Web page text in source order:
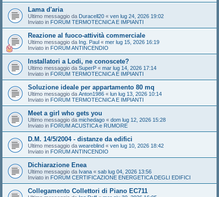
Lama d'aria
Ultimo messaggio da Duracell20 « ven lug 24, 2026 19:02
Inviato in FORUM TERMOTECNICA E IMPIANTI
Reazione al fuoco-attività commerciale
Ultimo messaggio da Ing. Paul « mer lug 15, 2026 16:19
Inviato in FORUM ANTINCENDIO
Installatori a Lodi, ne conoscete?
Ultimo messaggio da SuperP « mar lug 14, 2026 17:14
Inviato in FORUM TERMOTECNICA E IMPIANTI
Soluzione ideale per appartamento 80 mq
Ultimo messaggio da Anton1986 « lun lug 13, 2026 10:14
Inviato in FORUM TERMOTECNICA E IMPIANTI
Meet a girl who gets you
Ultimo messaggio da michedago « dom lug 12, 2026 15:28
Inviato in FORUM ACUSTICA e RUMORE
D.M. 14/5/2004 - distanze da edifici
Ultimo messaggio da weareblind « ven lug 10, 2026 18:42
Inviato in FORUM ANTINCENDIO
Dichiarazione Enea
Ultimo messaggio da Ivana « sab lug 04, 2026 13:56
Inviato in FORUM CERTIFICAZIONE ENERGETICA DEGLI EDIFICI
Collegamento Collettori di Piano EC711